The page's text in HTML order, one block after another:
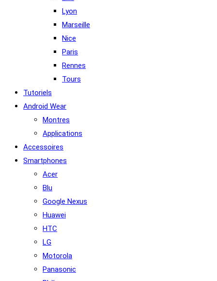
Lyon
Marseille
Nice
Paris
Rennes
Tours
Tutoriels
Android Wear
Montres
Applications
Accessoires
Smartphones
Acer
Blu
Google Nexus
Huawei
HTC
LG
Motorola
Panasonic